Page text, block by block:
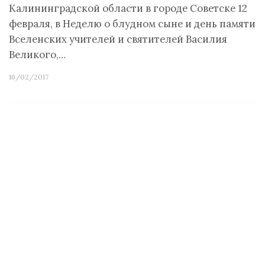
Калининградской области в городе Советске 12
февраля, в Неделю о блудном сыне и день памяти
Вселенских учителей и святителей Василия
Великого,…
16/02/2017